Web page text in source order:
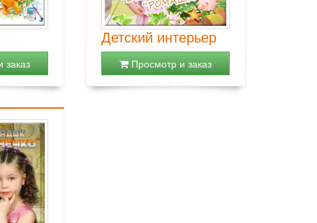
Детский интерьер
Просмотр и заказ